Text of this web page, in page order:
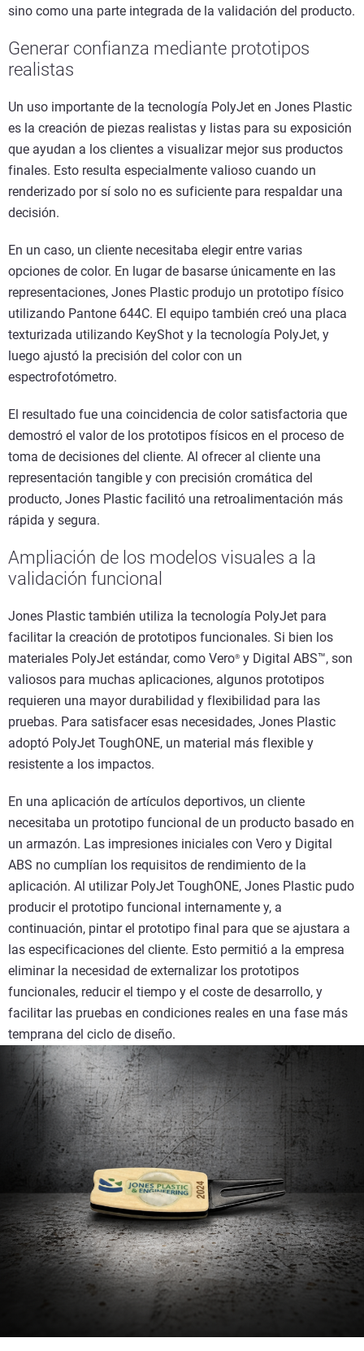
sino como una parte integrada de la validación del producto.
Generar confianza mediante prototipos
realistas
Un uso importante de la tecnología PolyJet en Jones Plastic
es la creación de piezas realistas y listas para su exposición
que ayudan a los clientes a visualizar mejor sus productos
finales. Esto resulta especialmente valioso cuando un
renderizado por sí solo no es suficiente para respaldar una
decisión.
En un caso, un cliente necesitaba elegir entre varias
opciones de color. En lugar de basarse únicamente en las
representaciones, Jones Plastic produjo un prototipo físico
utilizando Pantone 644C. El equipo también creó una placa
texturizada utilizando KeyShot y la tecnología PolyJet, y
luego ajustó la precisión del color con un
espectrofotómetro.
El resultado fue una coincidencia de color satisfactoria que
demostró el valor de los prototipos físicos en el proceso de
toma de decisiones del cliente. Al ofrecer al cliente una
representación tangible y con precisión cromática del
producto, Jones Plastic facilitó una retroalimentación más
rápida y segura.
Ampliación de los modelos visuales a la
validación funcional
Jones Plastic también utiliza la tecnología PolyJet para
facilitar la creación de prototipos funcionales. Si bien los
materiales PolyJet estándar, como Vero® y Digital ABS™, son
valiosos para muchas aplicaciones, algunos prototipos
requieren una mayor durabilidad y flexibilidad para las
pruebas. Para satisfacer esas necesidades, Jones Plastic
adoptó PolyJet ToughONE, un material más flexible y
resistente a los impactos.
En una aplicación de artículos deportivos, un cliente
necesitaba un prototipo funcional de un producto basado en
un armazón. Las impresiones iniciales con Vero y Digital
ABS no cumplían los requisitos de rendimiento de la
aplicación. Al utilizar PolyJet ToughONE, Jones Plastic pudo
producir el prototipo funcional internamente y, a
continuación, pintar el prototipo final para que se ajustara a
las especificaciones del cliente. Esto permitió a la empresa
eliminar la necesidad de externalizar los prototipos
funcionales, reducir el tiempo y el coste de desarrollo, y
facilitar las pruebas en condiciones reales en una fase más
temprana del ciclo de diseño.